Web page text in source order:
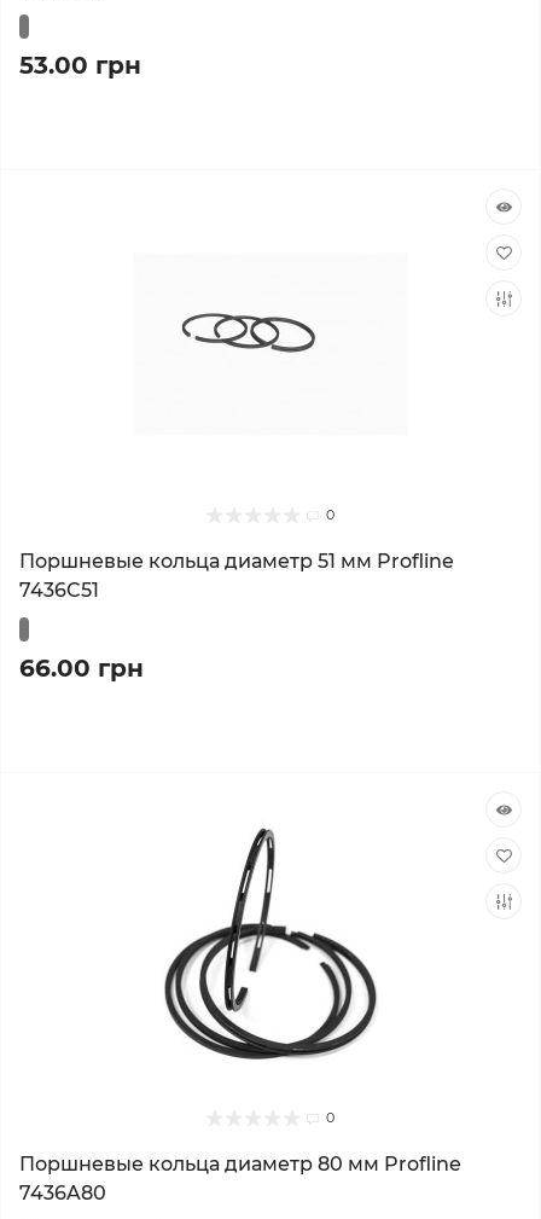
53.00 грн
0
Поршневые кольца диаметр 51 мм Profline
7436C51
66.00 грн
0
Поршневые кольца диаметр 80 мм Profline
7436A80